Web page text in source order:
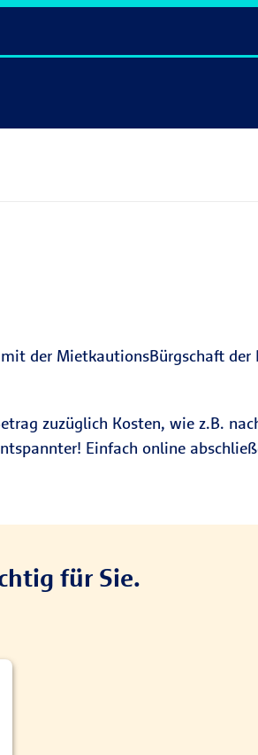
der MietkautionsBürgschaft der
zuzüglich Kosten, wie z.B.
Einfach online
für Sie.